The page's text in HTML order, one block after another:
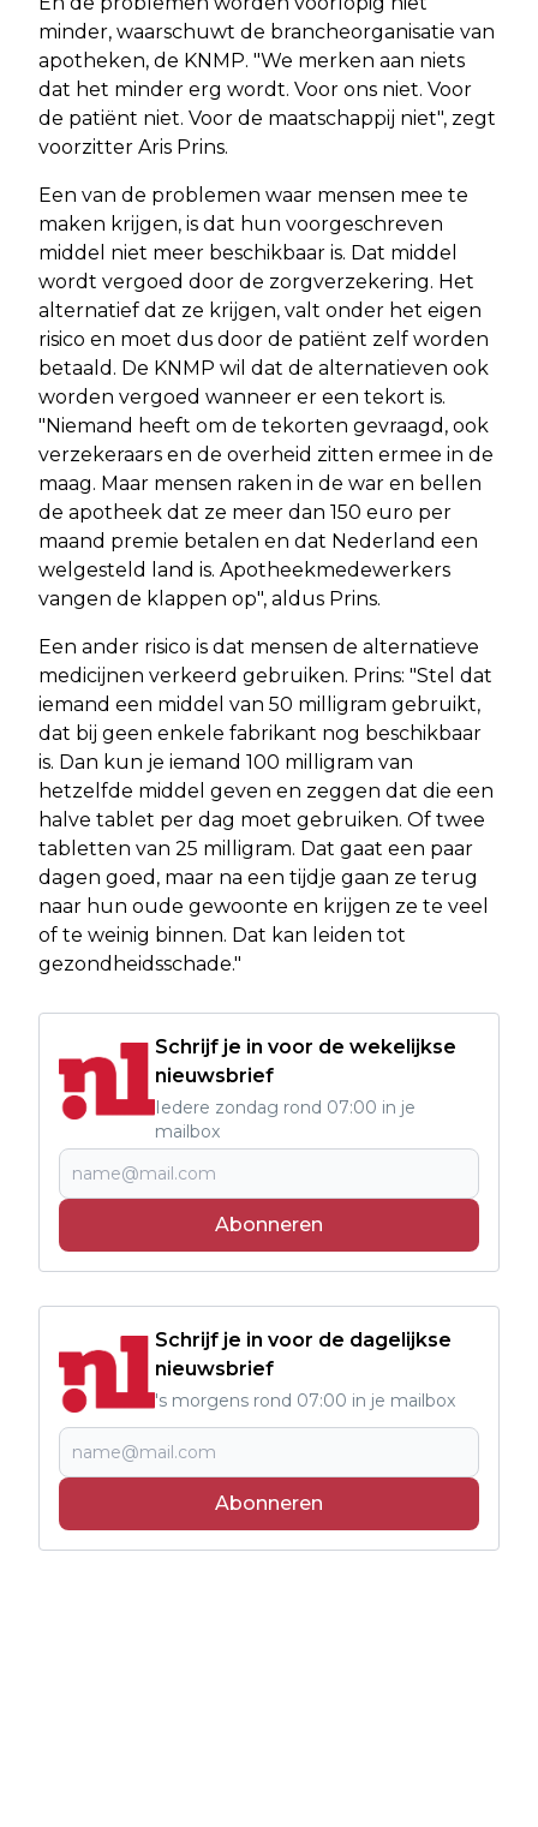
minder, waarschuwt de brancheorganisatie van
apotheken, de KNMP. "We merken aan niets
dat het minder erg wordt. Voor ons niet. Voor
de patiënt niet. Voor de maatschappij niet", zegt
voorzitter Aris Prins.
Een van de problemen waar mensen mee te
maken krijgen, is dat hun voorgeschreven
middel niet meer beschikbaar is. Dat middel
wordt vergoed door de zorgverzekering. Het
alternatief dat ze krijgen, valt onder het eigen
risico en moet dus door de patiënt zelf worden
betaald. De KNMP wil dat de alternatieven ook
worden vergoed wanneer er een tekort is.
"Niemand heeft om de tekorten gevraagd, ook
verzekeraars en de overheid zitten ermee in de
maag. Maar mensen raken in de war en bellen
de apotheek dat ze meer dan 150 euro per
maand premie betalen en dat Nederland een
welgesteld land is. Apotheekmedewerkers
vangen de klappen op", aldus Prins.
Een ander risico is dat mensen de alternatieve
medicijnen verkeerd gebruiken. Prins: "Stel dat
iemand een middel van 50 milligram gebruikt,
dat bij geen enkele fabrikant nog beschikbaar
is. Dan kun je iemand 100 milligram van
hetzelfde middel geven en zeggen dat die een
halve tablet per dag moet gebruiken. Of twee
tabletten van 25 milligram. Dat gaat een paar
dagen goed, maar na een tijdje gaan ze terug
naar hun oude gewoonte en krijgen ze te veel
of te weinig binnen. Dat kan leiden tot
gezondheidsschade."
Schrijf je in voor de wekelijkse
nieuwsbrief
Iedere zondag rond 07:00 in je
mailbox
Abonneren
Schrijf je in voor de dagelijkse
nieuwsbrief
's morgens rond 07:00 in je mailbox
Abonneren